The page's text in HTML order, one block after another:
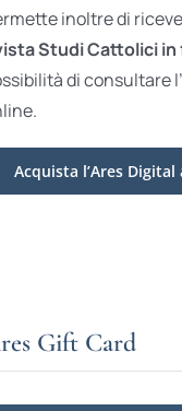
inoltre di
Studi Cattolici
di consultare
Acquista l’Ares Digital
Gift Card